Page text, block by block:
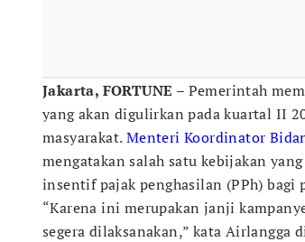
Jakarta, FORTUNE – Pemerintah
yang akan digulirkan pada kuartal II
masyarakat.Menteri Koordinator
mengatakan salah satu kebijakan
insentif pajak penghasilan (PPh) bagi
“Karena ini merupakan janji
segera dilaksanakan,” kata